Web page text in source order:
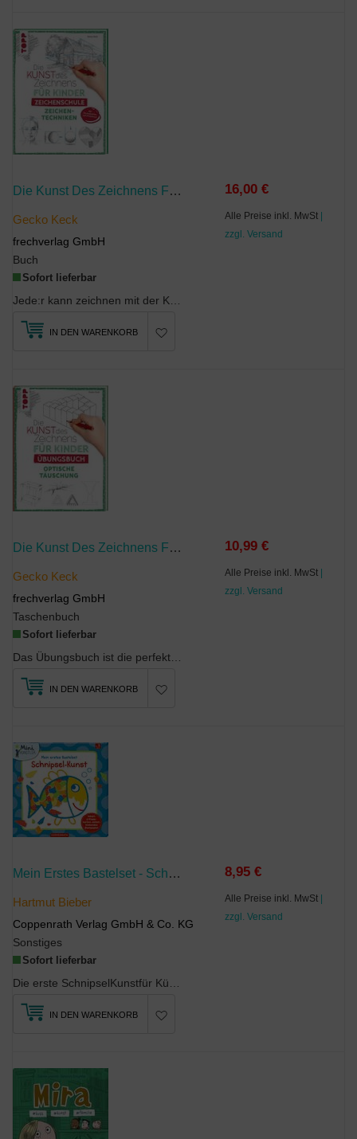
Die Kunst Des Zeichnens Für Kinder Zeichenschule - Zeichentechniken
Gecko Keck
frechverlag GmbH
Buch
Sofort lieferbar
16,00 €
Alle Preise inkl. MwSt |
zzgl. Versand
IN DEN WARENKORB
Die Kunst Des Zeichnens Für Kinder Übungsbuch - Optische Täuschung
Gecko Keck
frechverlag GmbH
Taschenbuch
Sofort lieferbar
10,99 €
Alle Preise inkl. MwSt |
zzgl. Versand
IN DEN WARENKORB
Mein Erstes Bastelset - Schnipsel-Kunst
Hartmut Bieber
Coppenrath Verlag GmbH & Co. KG
Sonstiges
Sofort lieferbar
8,95 €
Alle Preise inkl. MwSt |
zzgl. Versand
IN DEN WARENKORB